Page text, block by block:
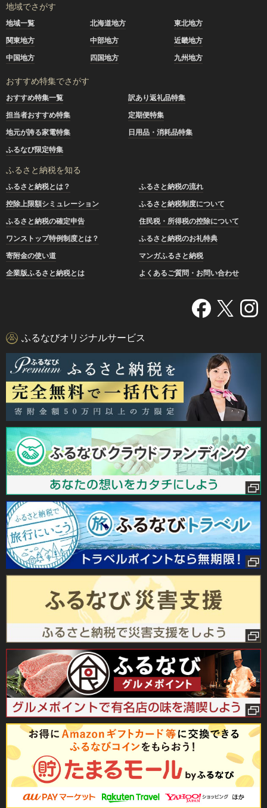
地域でさがす
地域一覧 北海道地方
東北地方
関東地方
中部地方
近畿地方
中国地方
四国地方 九州地方
おすすめ特集でさがす
おすすめ特集一覧
訳あり返礼品特集
担当者おすすめ特集
定期便特集
地元が誇る家電特集
日用品・消耗品特集
ふるなび限定特集
ふるさと納税を知る
ふるさと納税とは？
ふるさと納税の流れ
控除上限額シミュレーション
ふるさと納税制度について
ふるさと納税の確定申告
住民税・所得税の控除について
ワンストップ特例制度とは？
ふるさと納税のお礼特典
寄附金の使い道
マンガふるさと納税
企業版ふるさと納税とは
よくあるご質問・お問い合わせ
ふるなびオリジナルサービス